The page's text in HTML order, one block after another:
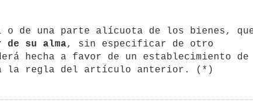
de su alma, sin especificar de otro
hecha a favor de un establecimiento de